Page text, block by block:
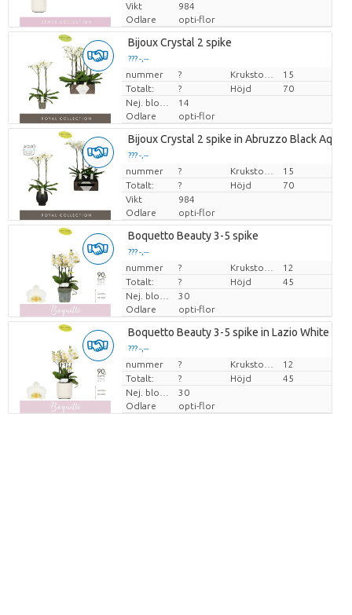
Vikt
984
Odlare
opti-flor
Bijoux Crystal 2 spike
??? -,--
Pris per enhet
nummer ?
15
Totalt:
? Höjd
70
14
Odlare
opti-flor
Bijoux Crystal 2 spike in Abruzzo Black Aquo
??? -,--
Pris per enhet
nummer ?
15
Totalt:
? Höjd
70
Vikt
984
Odlare
opti-flor
Boquetto Beauty 3-5 spike
??? -,--
Pris per enhet
nummer ?
12
Totalt:
? Höjd
45
30
Odlare
opti-flor
Boquetto Beauty 3-5 spike in Lazio White
??? -,--
Pris per enhet
nummer ?
12
Totalt:
? Höjd
45
30
Odlare
opti-flor